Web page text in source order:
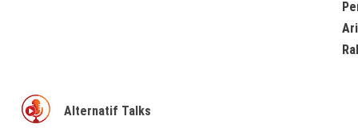
Alternatif Talks